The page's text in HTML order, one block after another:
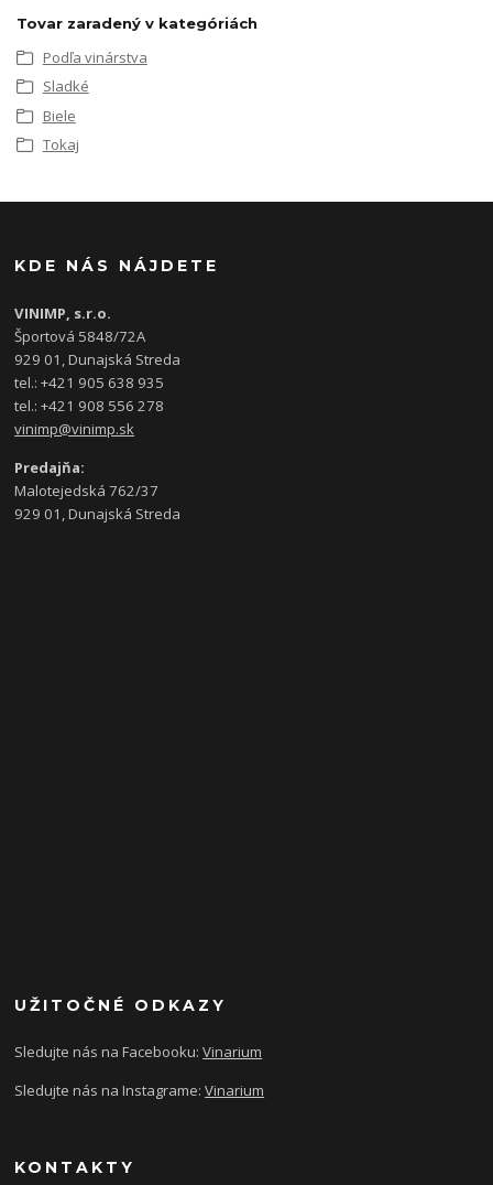
Tovar zaradený v kategóriách
Podľa vinárstva
Sladké
Biele
Tokaj
KDE NÁS NÁJDETE
VINIMP, s.r.o.
Športová 5848/72A
929 01, Dunajská Streda
tel.: +421 905 638 935
tel.: +421 908 556 278
vinimp@vinimp.sk
Predajňa:
Malotejedská 762/37
929 01, Dunajská Streda
UŽITOČNÉ ODKAZY
Sledujte nás na Facebooku:Vinarium
Sledujte nás na Instagrame:Vinarium
KONTAKTY